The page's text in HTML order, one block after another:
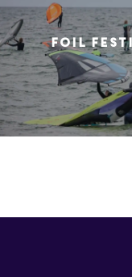
Foil